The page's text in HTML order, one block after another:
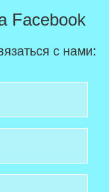
Facebook
с нами: